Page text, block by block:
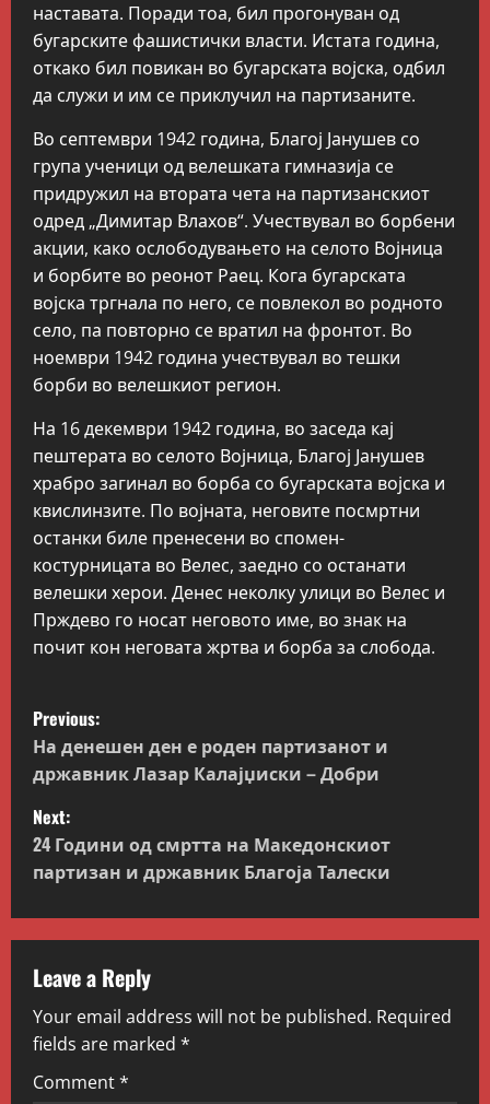
наставата. Поради тоа, бил прогонуван од
бугарските фашистички власти. Истата година,
откако бил повикан во бугарската војска, одбил
да служи и им се приклучил на партизаните.
Во септември 1942 година, Благој Јанушев со
група ученици од велешката гимназија се
придружил на втората чета на партизанскиот
одред „Димитар Влахов“. Учествувал во борбени
акции, како ослободувањето на селото Војница
и борбите во реонот Раец. Кога бугарската
војска тргнала по него, се повлекол во родното
село, па повторно се вратил на фронтот. Во
ноември 1942 година учествувал во тешки
борби во велешкиот регион.
На 16 декември 1942 година, во заседа кај
пештерата во селото Војница, Благој Јанушев
храбро загинал во борба со бугарската војска и
квислинзите. По војната, неговите посмртни
останки биле пренесени во спомен-
костурницата во Велес, заедно со останати
велешки херои. Денес неколку улици во Велес и
Прждево го носат неговото име, во знак на
почит кон неговата жртва и борба за слобода.
P
o
s
t
n
a
v
i
g
Previous:
На денешен ден е роден партизанот и
државник Лазар Калајџиски – Добри
Next:
24 Години од смртта на Македонскиот
партизан и државник Благоја Талески
Leave a Reply
Your email address will not be published. Required
fields are marked *
Comment*